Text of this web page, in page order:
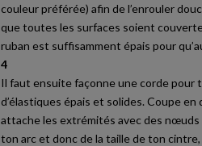
couleur préférée) afin de l’enrouler
que toutes les surfaces soient
ruban est suffisamment épais pour
4
Il faut ensuite façonne une corde
d’élastiques épais et solides. Coupe
attache les extrémités avec des nœuds
ton arc et donc de la taille de ton